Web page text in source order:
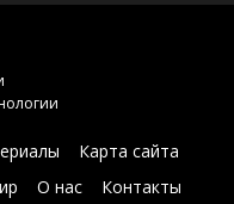
Карта сайта
О нас Контакты